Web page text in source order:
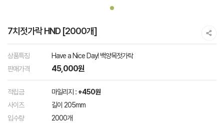
7치젓가락 HND [2000개]
상품특징
Have a Nice Day! 백양목젓가락
판매가격
45,000원
적립금 마일리지 : +450원
사이즈
길이 205mm
입수량
2000개